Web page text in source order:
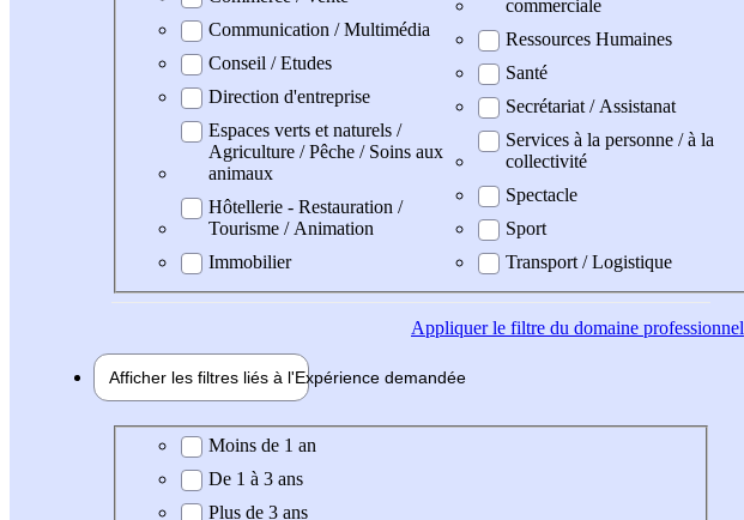
Communication / Multimédia
Conseil / Etudes
Direction d'entreprise
Espaces verts et naturels /
Agriculture / Pêche / Soins aux
animaux
Hôtellerie - Restauration /
Tourisme / Animation
Immobilier
commerciale
Ressources Humaines
Santé
Secrétariat / Assistanat
Services à la personne / à la
collectivité
Spectacle
Sport
Transport / Logistique
Appliquerle filtre du domaine professionnel
Afficher les filtres liés à l'Expérience demandée
Expérience demandée
Moins de 1 an
De 1 à 3 ans
Plus de 3 ans